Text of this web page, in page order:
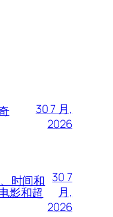
30 7 月,
2026
时间和
影和超
30 7
月,
2026